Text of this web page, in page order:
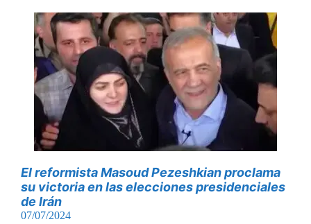
El reformista Masoud Pezeshkian proclama
su victoria en las elecciones presidenciales
de Irán
07/07/2024